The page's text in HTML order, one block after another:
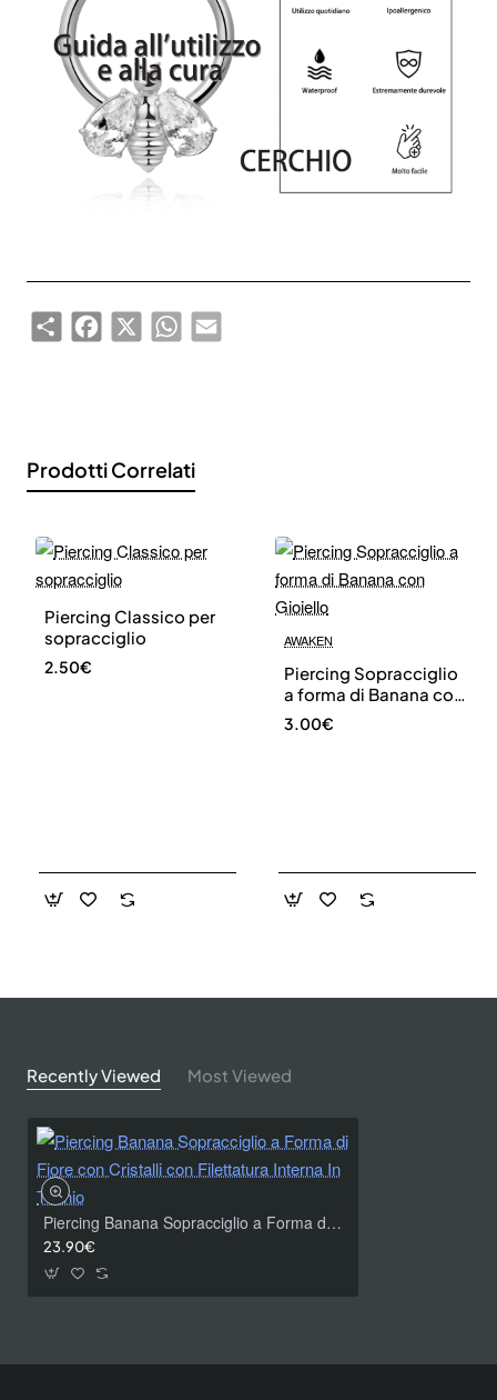
Rimani aggiornato sulle novità e sulle promozioni iscrivendoti
alla nostra newsletter.
Email
address
Send
Don't show again.
ShareFacebook
X WhatsAppEmail
Prodotti Correlati
Piercing Classico per
sopracciglio
2.50€
AWAKEN
Piercing Sopracciglio
a forma di Banana con
Gioiello
3.00€
Recently Viewed Most Viewed
Piercing Banana Sopracciglio a Forma di Fiore con Cristalli con Filettatura Interna In Titanio
23.90€